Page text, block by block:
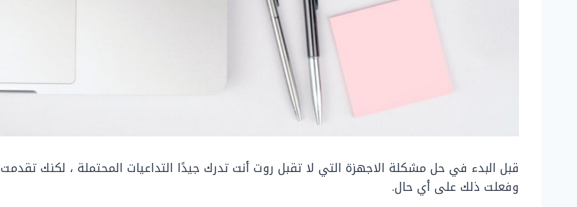
قبل البدء في حل مشكلة الاجهزة التي لا تقبل روت أنت تدرك جيدًا التداعيات المحتملة ، لكنك تقدمت
وفعلت ذلك على أي حال.